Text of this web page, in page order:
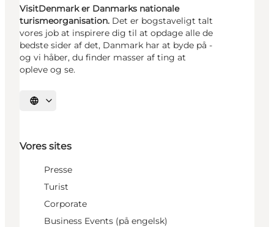
VisitDenmark er Danmarks nationale
turismeorganisation. Det er bogstaveligt talt
vores job at inspirere dig til at opdage alle de
bedste sider af det, Danmark har at byde på -
og vi håber, du finder masser af ting at
opleve og se.
Vælg sprog
Vores sites
Presse
Turist
Corporate
Business Events (på engelsk)